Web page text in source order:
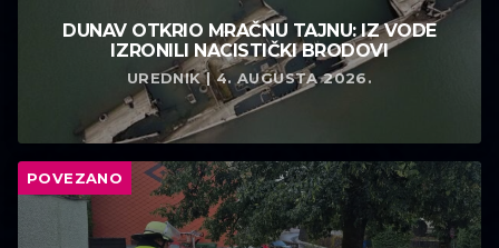
DUNAV OTKRIO MRAČNU TAJNU: IZ VODE
IZRONILI NACISTIČKI BRODOVI
UREDNIK | 4. AUGUSTA 2026.
POVEZANO